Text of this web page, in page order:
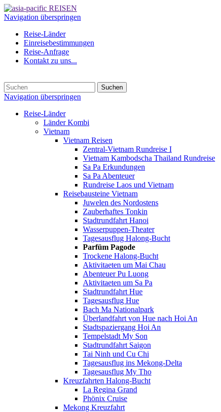
Navigation überspringen
Reise-Länder
Einreisebestimmungen
Reise-Anfrage
Kontakt zu uns...
Suchen
Navigation überspringen
Reise-Länder
Länder Kombi
Vietnam
Vietnam Reisen
Zentral-Vietnam Rundreise I
Vietnam Kambodscha Thailand Rundreise
Sa Pa Erkundungen
Sa Pa Abenteuer
Rundreise Laos und Vietnam
Reisebausteine Vietnam
Juwelen des Nordostens
Zauberhaftes Tonkin
Stadtrundfahrt Hanoi
Wasserpuppen-Theater
Tagesausflug Halong-Bucht
Parfüm Pagode
Trockene Halong-Bucht
Aktivitaeten um Mai Chau
Abenteuer Pu Luong
Aktivitaeten um Sa Pa
Stadtrundfahrt Hue
Tagesausflug Hue
Bach Ma Nationalpark
Überlandfahrt von Hue nach Hoi An
Stadtspaziergang Hoi An
Tempelstadt My Son
Stadtrundfahrt Saigon
Tai Ninh und Cu Chi
Tagesausflug ins Mekong-Delta
Tagesausflug My Tho
Kreuzfahrten Halong-Bucht
La Regina Grand
Phönix Cruise
Mekong Kreuzfahrt